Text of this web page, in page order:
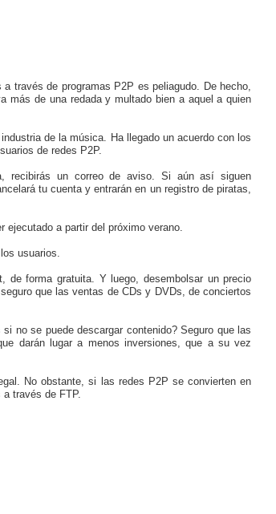
través de programas P2P es peliagudo. De hecho,
más de una redada y multado bien a aquel a quien
de la música. Ha llegado un acuerdo con los
de redes P2P.
recibirás un correo de aviso. Si aún así siguen
tu cuenta y entrarán en un registro de piratas,
a partir del próximo verano.
usuarios.
de forma gratuita. Y luego, desembolsar un precio
que las ventas de CDs y DVDs, de conciertos
no se puede descargar contenido? Seguro que las
darán lugar a menos inversiones, que a su vez
No obstante, si las redes P2P se convierten en
través de FTP.